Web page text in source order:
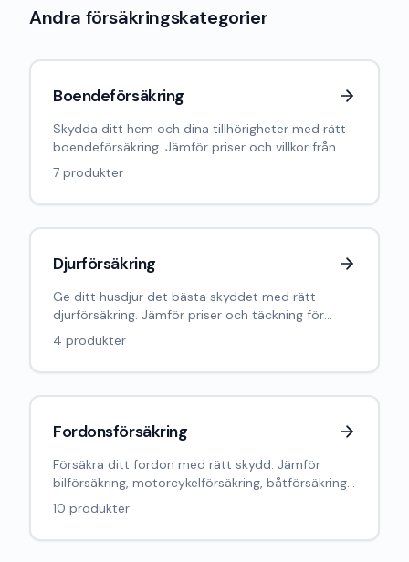
Andra försäkringskategorier
Boendeförsäkring
Skydda ditt hem och dina tillhörigheter med rätt
boendeförsäkring. Jämför priser och villkor från
Sveriges ledande försäkringsbolag.
7 produkter
Djurförsäkring
Ge ditt husdjur det bästa skyddet med rätt
djurförsäkring. Jämför priser och täckning för
hund, katt, häst och andra djur.
4 produkter
Fordonsförsäkring
Försäkra ditt fordon med rätt skydd. Jämför
bilförsäkring, motorcykelförsäkring, båtförsäkring
och andra fordonsförsäkringar.
10 produkter